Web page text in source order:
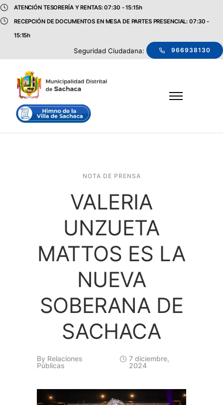
ATENCIÓN TESORERÍA Y RENTAS: 07:30 - 15:15h
RECEPCIÓN DE DOCUMENTOS EN MESA DE PARTES PRESENCIAL: 07:30 -
15:15h
Seguridad Ciudadana: 966938130
NOTA DE PRENSA
VALERIA
UNZUETA
MATTOS ES LA
NUEVA
SOBERANA DE
SACHACA
By Relaciones
Públicas
7 diciembre,
2024